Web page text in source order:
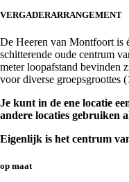
VERGADERARRANGEMENT
De Heeren van Montfoort is
schitterende oude centrum
meter loopafstand bevinden
voor diverse groepsgroottes
Je kunt in de ene locatie
andere locaties gebruiken
Eigenlijk is het centrum
op maat